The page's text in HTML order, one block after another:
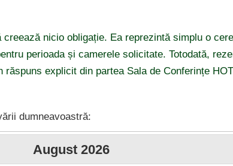
nicio obligație. Ea reprezintă simplu o
perioada și camerele solicitate. Totodată,
explicit din partea Sala de Conferințe
dumneavoastră:
August 2026